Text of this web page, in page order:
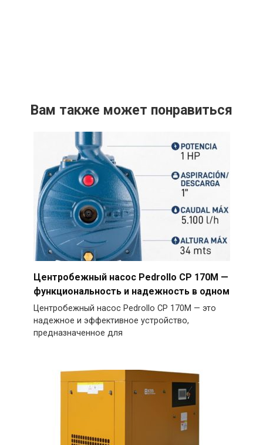
Вам также может понравиться
Центробежный насос Pedrollo CP 170M —
функциональность и надежность в одном
Центробежный насос Pedrollo CP 170M — это
надежное и эффективное устройство,
предназначенное для